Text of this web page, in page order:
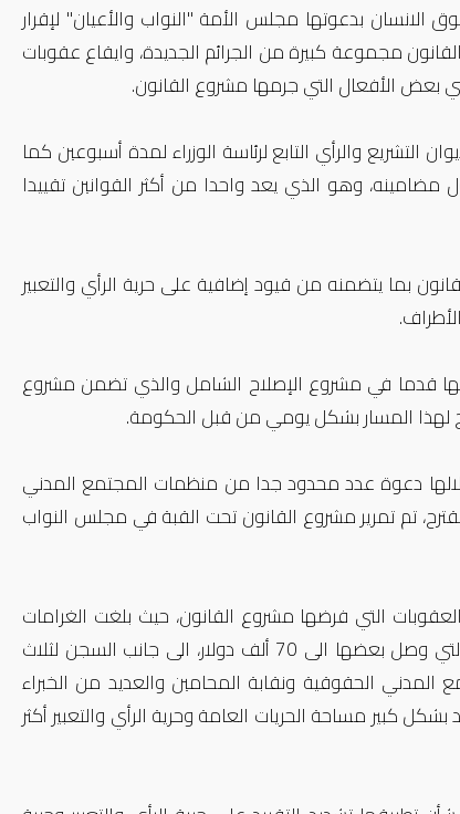
بدعوتها مجلس الأمة "النواب والأعيان" لإقرار
مجموعة كبيرة من الجرائم الجديدة، وايقاع عقوبات
بعض الأفعال التي جرمها مشروع القانون.
والرأي التابع لرئاسة الوزراء لمدة أسبوعين كما
وهو الذي يعد واحدا من أكثر القوانين تقييدا
بما يتضمنه من قيود إضافية على حرية الرأي والتعبير
قدما في مشروع الإصلاح الشامل والذي تضمن مشروع
لهذا المسار بشكل يومي من قبل الحكومة.
دعوة عدد محدود جدا من منظمات المجتمع المدني
تم تمرير مشروع القانون تحت القبة في مجلس النواب
التي فرضها مشروع القانون، حيث بلغت الغرامات
المالية مستويات عالية جدا على بعض الأفعال التي يجرمها مشروع القانون والتي وصل بعضها الى 70 ألف دولار، الى جانب السجن لثلاث
الحقوقية ونقابة المحامين والعديد من الخبراء
كبير مساحة الحريات العامة وحرية الرأي والتعبير أكثر